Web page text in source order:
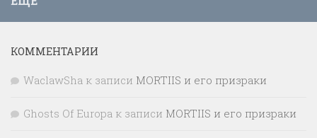
КОММЕНТАРИИ
WaclawSha к записи MORTIIS и его призраки
Ghosts Of Europa к записи MORTIIS и его призраки